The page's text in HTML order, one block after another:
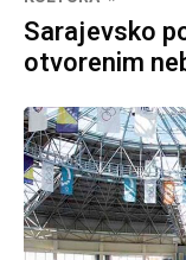
Sarajevsko
otvorenim